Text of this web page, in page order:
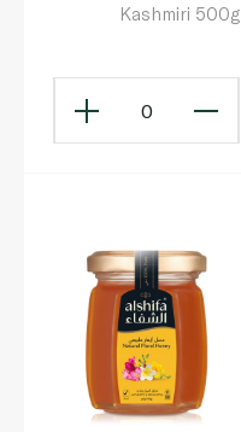
Kashmiri 500g
0